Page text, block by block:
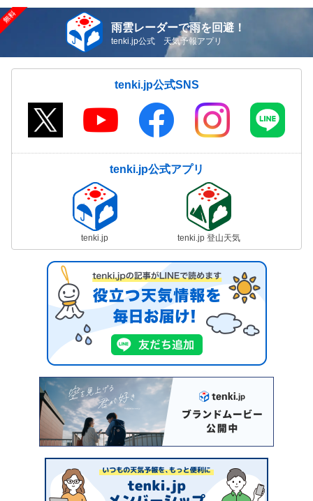
雨雲レーダーで雨を回避！
tenki.jp公式 天気予報アプリ
tenki.jp公式SNS
tenki.jp公式アプリ
tenki.jp tenki.jp 登山天気